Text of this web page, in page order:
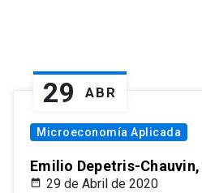
29 ABR
Microeconomía Aplicada
Emilio Depetris-
29 de Abril de 2020